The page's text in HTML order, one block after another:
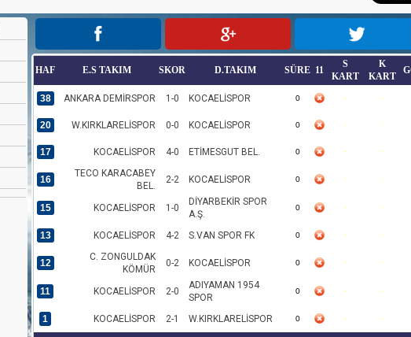
HAF E.S TAKIM SKOR D.TAKIM SÜRE 11
S
KART
K
KART
38 ANKARA DEMİRSPOR 1-0 KOCAELİSPOR 0
20 W.KIRKLARELİSPOR 0-0 KOCAELİSPOR 0
17 KOCAELİSPOR 4-0 ETİMESGUT BEL. 0
16
TECO KARACABEY
BEL.
2-2 KOCAELİSPOR 0
15 KOCAELİSPOR 1-0
DİYARBEKİR SPOR
A.Ş.
0
13 KOCAELİSPOR 4-2 S.VAN SPOR FK 0
12
C. ZONGULDAK
KÖMÜR
0-2 KOCAELİSPOR 0
11 KOCAELİSPOR 2-0
ADIYAMAN 1954
SPOR
0
1 KOCAELİSPOR 2-1 W.KIRKLARELİSPOR 0